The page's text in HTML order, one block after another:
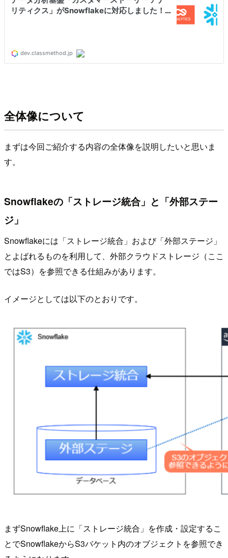
全体像について
まずは今回ご紹介する内容の全体像を説明したいと思いま
す。
Snowflakeの「ストレージ統合」と「外部ステー
ジ」
Snowflakeには「ストレージ統合」および「外部ステージ」
とよばれるものを利用して、外部クラウドストレージ（ここ
ではS3）を参照できる仕組みがあります。
イメージとしては以下のとおりです。
まずSnowflake上に「ストレージ統合」を作成・設定するこ
とでSnowflakeからS3バケット内のオブジェクトを参照でき